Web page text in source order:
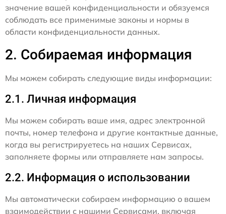
значение вашей конфиденциальности и обязуемся
соблюдать все применимые законы и нормы в
области конфиденциальности данных.
2. Собираемая информация
Мы можем собирать следующие виды информации:
2.1. Личная информация
Мы можем собирать ваше имя, адрес электронной
почты, номер телефона и другие контактные данные,
когда вы регистрируетесь на наших Сервисах,
заполняете формы или отправляете нам запросы.
2.2. Информация о использовании
Мы автоматически собираем информацию о вашем
взаимодействии с нашими Сервисами, включая